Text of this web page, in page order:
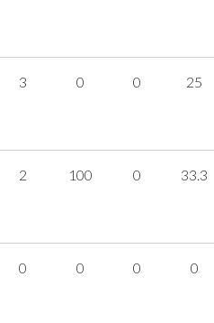
3 0 0 25
2 100 0 33.3
0 0 0 0